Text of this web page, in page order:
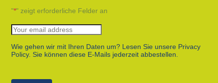
"*" zeigt erforderliche Felder an
Wie gehen wir mit Ihren Daten um? Lesen Sie unsere Privacy
Policy. Sie können diese E-Mails jederzeit abbestellen.